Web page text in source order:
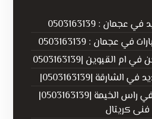
: 0503163139
عجمان : 0503163139
القيوين |0503163139
|0503163139|
حداد أبواب حديد في راس الخيمة |0503163139|
فنى كريتال